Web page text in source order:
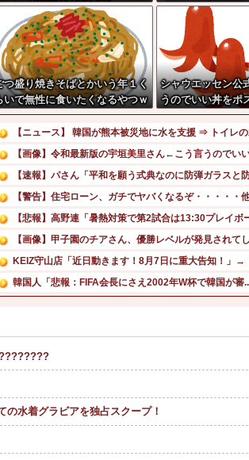
つ盛り焼きそばとかいう年１く
いで無性に食いたくなるやつｗ
ｗｗｗｗｗｗ
シャウエッセン公
うのでいい丼をポ
【ニュース】 韓国が熊本被災地に水を支援 ⇒ トイレ
【画像】令和最新版の宇垣美里さん←こう言うのでい
【速報】パさん「平和を願う式典なのに防弾ガラスと
【警告】住宅ローン、ガチでヤバくなるぞ・・・・・
【悲報】高野連「暑熱対策で第2試合は13:30プレイボ
【画像】甲子園のチアさん、優勝レベルが発見されて
KEIZ守山店「近日動きます！8月7日に重大告知！」→
韓国人「悲報：FIFA会長にさえ2002年W杯で韓国が審
高市首相の熊本視察動画にケチを付けたタレント、「
手を使っても最強！『ブルーロック』主演・高橋文哉、
水着グラビアを独占スクープ！